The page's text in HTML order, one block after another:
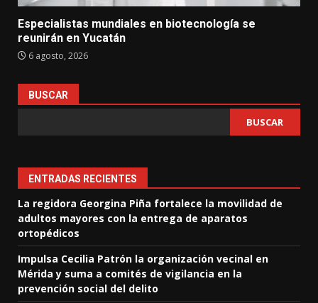
Especialistas mundiales en biotecnología se
reunirán en Yucatán
6 agosto, 2026
BUSCAR
BUSCAR
ENTRADAS RECIENTES
La regidora Georgina Piña fortalece la movilidad de
adultos mayores con la entrega de aparatos
ortopédicos
Impulsa Cecilia Patrón la organización vecinal en
Mérida y suma a comités de vigilancia en la
prevención social del delito